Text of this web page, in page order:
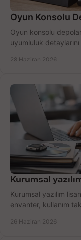
Oyun Konsolu
Oyun konsolu
uyumluluk
28 Haziran 2026
Kurumsal
Kurumsal yazılım
envanter, kullanım
26 Haziran 2026